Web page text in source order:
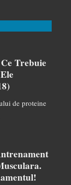
Trebuie
de proteine